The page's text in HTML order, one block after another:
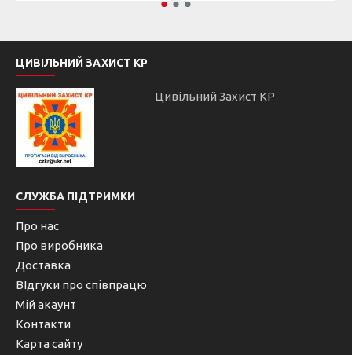
ЦИВІЛЬНИЙ ЗАХИСТ КР
Цивільний Захист КР
СЛУЖБА ПІДТРИМКИ
Про нас
Про виробника
Доставка
ВІдгуки про співпрацю
Мій акаунт
Контакти
Карта сайту